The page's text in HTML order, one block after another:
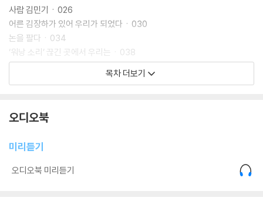
사람 김민기ㆍ026
어른 김장하가 있어 우리가 되었다ㆍ030
논을 팔다ㆍ034
‘워낭 소리’ 끊긴 곳에서 우리는ㆍ038
퇴출 간이역ㆍ042
‘효’가 무엇인지 묻지 않는다ㆍ054
역사박물관 앞 플라타너스ㆍ062
돌며 흘러야 붙박이별이다ㆍ066
목차 더보기
오디오북
미리듣기
오디오북 미리듣기